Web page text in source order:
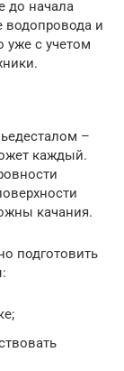
до начала
водопровода и
уже с учетом
–
каждый.
качания.
подготовить